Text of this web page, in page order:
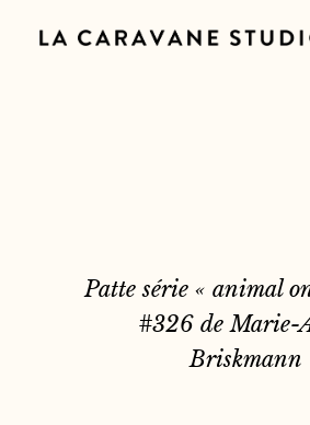
Patte série « animal
#326 de Marie-
Briskmann